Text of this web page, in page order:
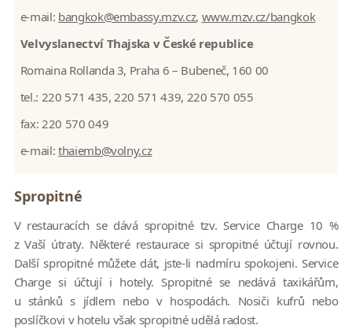
e-mail: bangkok@embassy.mzv.cz, www.mzv.cz/bangkok
Velvyslanectví Thajska v České republice
Romaina Rollanda 3, Praha 6 – Bubeneč, 160 00
tel.: 220 571 435, 220 571 439, 220 570 055
fax: 220 570 049
e-mail: thaiemb@volny.cz
Spropitné
V restauracích se dává spropitné tzv. Service Charge 10 %
z Vaší útraty. Některé restaurace si spropitné účtují rovnou.
Další spropitné můžete dát, jste-li nadmíru spokojeni. Service
Charge si účtují i hotely. Spropitné se nedává taxikářům,
u stánků s jídlem nebo v hospodách. Nosiči kufrů nebo
poslíčkovi v hotelu však spropitné udělá radost.